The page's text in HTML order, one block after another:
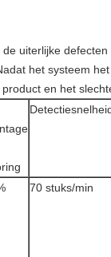
uiterlijke
het systeem
en het
70 stuks/min